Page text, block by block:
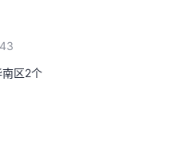
区2个